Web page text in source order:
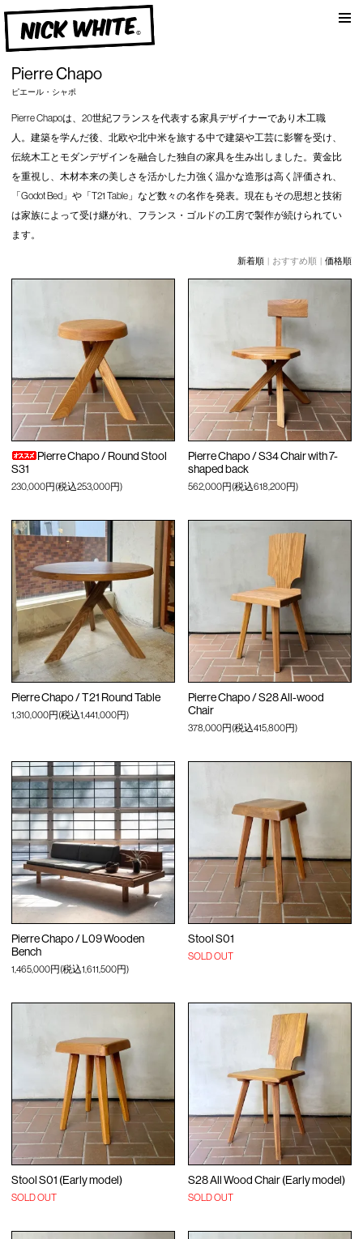
NICK WHITE
Pierre Chapo
ピエール・シャポ
Pierre Chapoは、20世紀フランスを代表する家具デザイナーであり木工職
人。建築を学んだ後、北欧や北中米を旅する中で建築や工芸に影響を受け、
伝統木工とモダンデザインを融合した独自の家具を生み出しました。黄金比
を重視し、木材本来の美しさを活かした力強く温かな造形は高く評価され、
「Godot Bed」や「T21 Table」など数々の名作を発表。現在もその思想と技術
は家族によって受け継がれ、フランス・ゴルドの工房で製作が続けられてい
ます。
新着順| おすすめ順 | 価格順
Pierre Chapo / Round Stool
S31
230,000円(税込253,000円)
Pierre Chapo / S34 Chair with 7-
shaped back
562,000円(税込618,200円)
Pierre Chapo / T21 Round Table
1,310,000円(税込1,441,000円)
Pierre Chapo / S28 All-wood
Chair
378,000円(税込415,800円)
Pierre Chapo / L09 Wooden
Bench
1,465,000円(税込1,611,500円)
Stool S01
SOLD OUT
Stool S01 (Early model)
SOLD OUT
S28 All Wood Chair (Early model)
SOLD OUT